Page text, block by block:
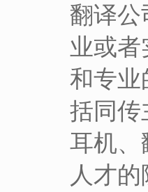
翻译
业或
和专业
括同传
耳机、
人才